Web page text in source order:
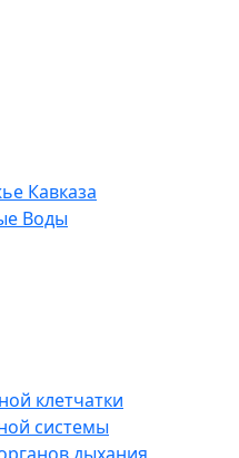
Кавказа
Воды
клетчатки
системы